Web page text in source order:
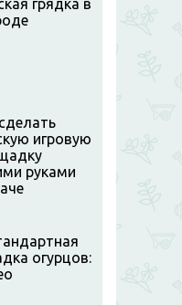
грядка в
игровую
руками
огурцов: